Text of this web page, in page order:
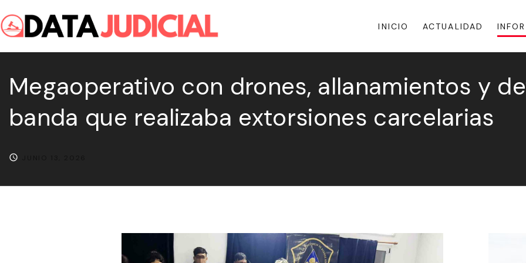
k
INICIO ACTUALIDAD
Megaoperativo con drones, allanamientos y
banda que realizaba extorsiones carcelarias